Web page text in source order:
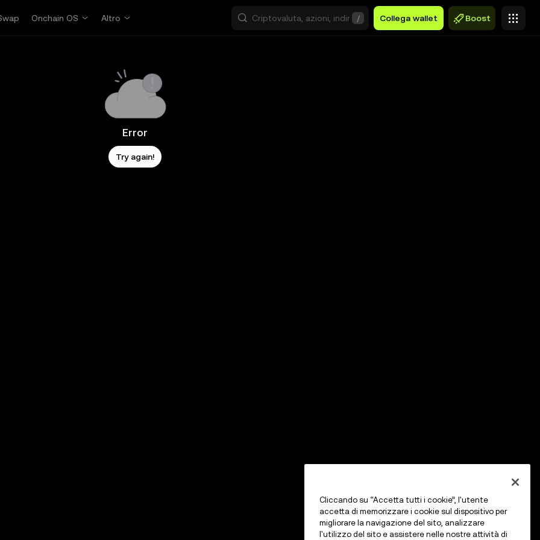
Onchain OS Altro / Collega wallet Boost
Error
Try again!
Cliccando su “Accetta tutti i cookie”, l'utente
accetta di memorizzare i cookie sul dispositivo per
migliorare la navigazione del sito, analizzare
l'utilizzo del sito e assistere nelle nostre attività di